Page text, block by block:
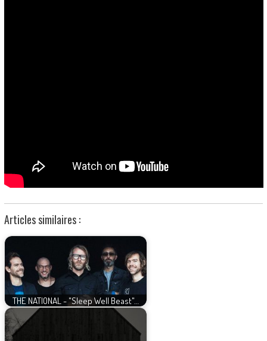
Articles similaires :
THE NATIONAL - "Sleep Well Beast"…